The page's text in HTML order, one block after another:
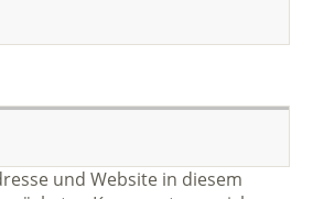
und Website in diesem